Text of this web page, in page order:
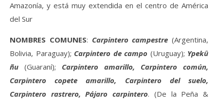
Amazonía, y está muy extendida en el centro de América
del Sur
NOMBRES COMUNES: Carpintero campestre (Argentina,
Bolivia, Paraguay); Carpintero de campo (Uruguay); Ypekû
ñu (Guaraní); Carpintero amarillo, Carpintero común,
Carpintero copete amarillo, Carpintero del suelo,
Carpintero rastrero, Pájaro carpintero. (De la Peña &